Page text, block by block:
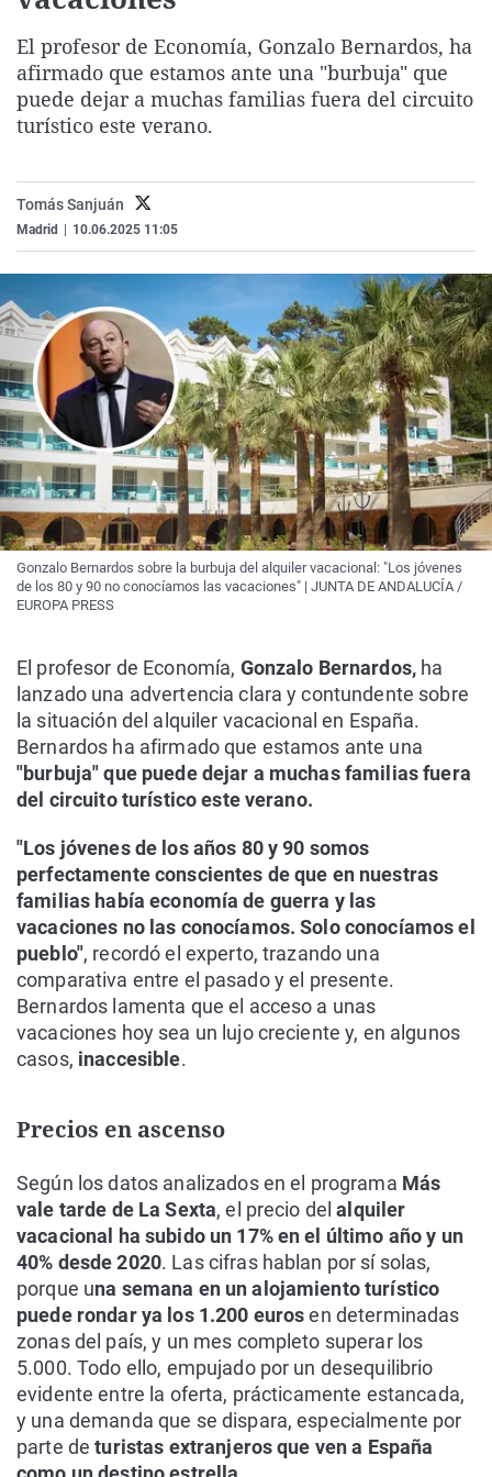
Gente viajera
Como el perro y el
Retornados
Equipo de
Galicia
La Rioja
Televisión
Elecciones
El profesor de Economía, Gonzalo Bernardos, ha
afirmado que estamos ante una "burbuja" que
puede dejar a muchas familias fuera del circuito
turístico este verano.
Tomás Sanjuán
Madrid 10.06.2025 11:05
Gonzalo Bernardos sobre la burbuja del alquiler vacacional: "Los jóvenes
de los 80 y 90 no conocíamos las vacaciones" | JUNTA DE ANDALUCÍA /
EUROPA PRESS
El profesor de Economía, Gonzalo Bernardos, ha
lanzado una advertencia clara y contundente sobre
la situación del alquiler vacacional en España.
Bernardos ha afirmado que estamos ante una
"burbuja" que puede dejar a muchas familias fuera
del circuito turístico este verano.
"Los jóvenes de los años 80 y 90 somos
perfectamente conscientes de que en nuestras
familias había economía de guerra y las
vacaciones no las conocíamos. Solo conocíamos el
pueblo", recordó el experto, trazando una
comparativa entre el pasado y el presente.
Bernardos lamenta que el acceso a unas
vacaciones hoy sea un lujo creciente y, en algunos
casos, inaccesible.
Precios en ascenso
Según los datos analizados en el programa Más
vale tarde de La Sexta, el precio del alquiler
vacacional ha subido un 17% en el último año y un
40% desde 2020. Las cifras hablan por sí solas,
porque una semana en un alojamiento turístico
puede rondar ya los 1.200 eurosen determinadas
zonas del país, y un mes completo superar los
5.000. Todo ello, empujado por un desequilibrio
evidente entre la oferta, prácticamente estancada,
y una demanda que se dispara, especialmente por
parte de turistas extranjeros que ven a España